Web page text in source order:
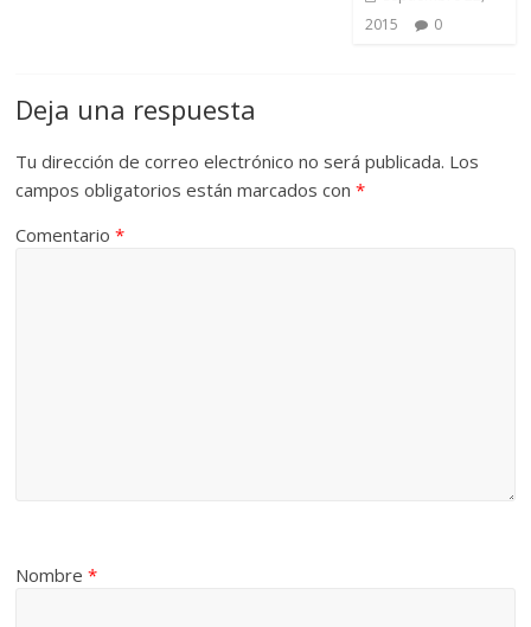
2015
0
Deja una respuesta
Tu dirección de correo electrónico no será publicada. Los
campos obligatorios están marcados con*
Comentario*
Nombre*